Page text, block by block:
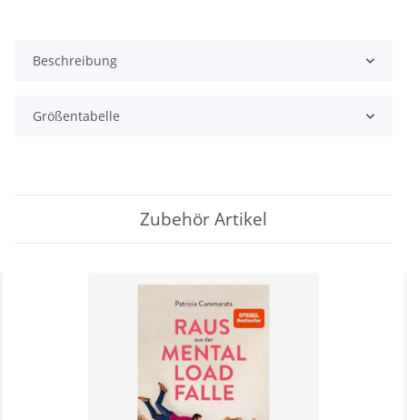
Beschreibung
Größentabelle
Zubehör Artikel